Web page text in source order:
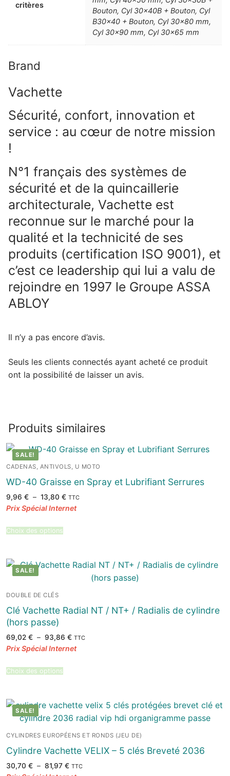
critères
Bouton, Cyl 30x40B + Bouton, Cyl
B30x40 + Bouton, Cyl 30×80 mm,
Cyl 30×90 mm, Cyl 30×65 mm
Brand
Vachette
Sécurité, confort, innovation et
service : au cœur de notre mission
!
N°1 français des systèmes de
sécurité et de la quincaillerie
architecturale, Vachette est
reconnue sur le marché pour la
qualité et la technicité de ses
produits (certification ISO 9001), et
c’est ce leadership qui lui a valu de
rejoindre en 1997 le Groupe ASSA
ABLOY
Il n’y a pas encore d’avis.
Seuls les clients connectés ayant acheté ce produit
ont la possibilité de laisser un avis.
Produits similaires
SALE!
CADENAS, ANTIVOLS, U MOTO
WD-40 Graisse en Spray et Lubrifiant Serrures
9,96 € – 13,80 €Plage
prix :
TTC
Choix des options
SALE!
DOUBLE DE CLÉS
Clé Vachette Radial NT / NT+ / Radialis de cylindre
(hors passe)
69,02 € – 93,86 €Plage
prix :
TTC
Choix des options
SALE!
CYLINDRES EUROPÉENS ET RONDS (JEU DE)
Cylindre Vachette VELIX – 5 clés Breveté 2036
30,70 € – 81,97 €Plage
TTC